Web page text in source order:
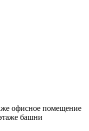
офисное помещение
башни